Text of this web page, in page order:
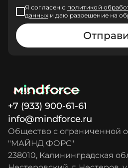
Я согласен с политикой
данныхи даю разрешение на
+7 (933) 900-61-61
info@mindforce.ru
Общество с ограниченной
"МАЙНД ФОРС"
238010, Калининградская